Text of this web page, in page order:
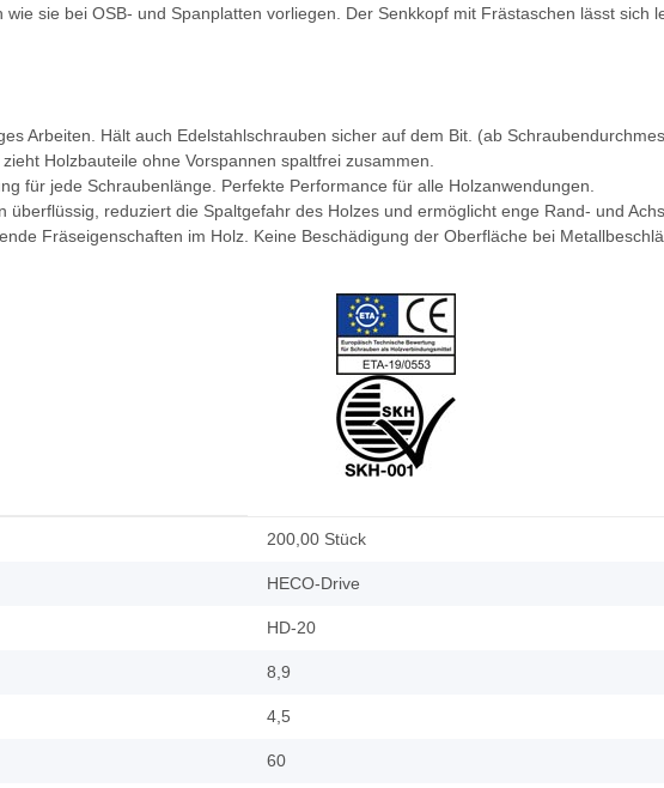
sie bei OSB- und Spanplatten vorliegen. Der Senkkopf mit Frästaschen lässt sich
Arbeiten. Hält auch Edelstahlschrauben sicher auf dem Bit. (ab
Holzbauteile ohne Vorspannen spaltfrei zusammen.
für jede Schraubenlänge. Perfekte Performance für alle Holzanwendungen.
überflüssig, reduziert die Spaltgefahr des Holzes und ermöglicht enge Rand- und
Fräseigenschaften im Holz. Keine Beschädigung der Oberfläche bei
200,00 Stück
HECO-Drive
HD-20
8,9
4,5
60